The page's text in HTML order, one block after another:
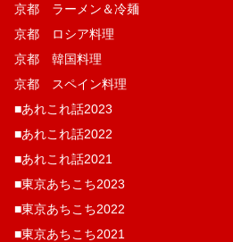
京都 ラーメン＆冷麺
京都 ロシア料理
京都 韓国料理
京都 スペイン料理
■あれこれ話2023
■あれこれ話2022
■あれこれ話2021
■東京あちこち2023
■東京あちこち2022
■東京あちこち2021